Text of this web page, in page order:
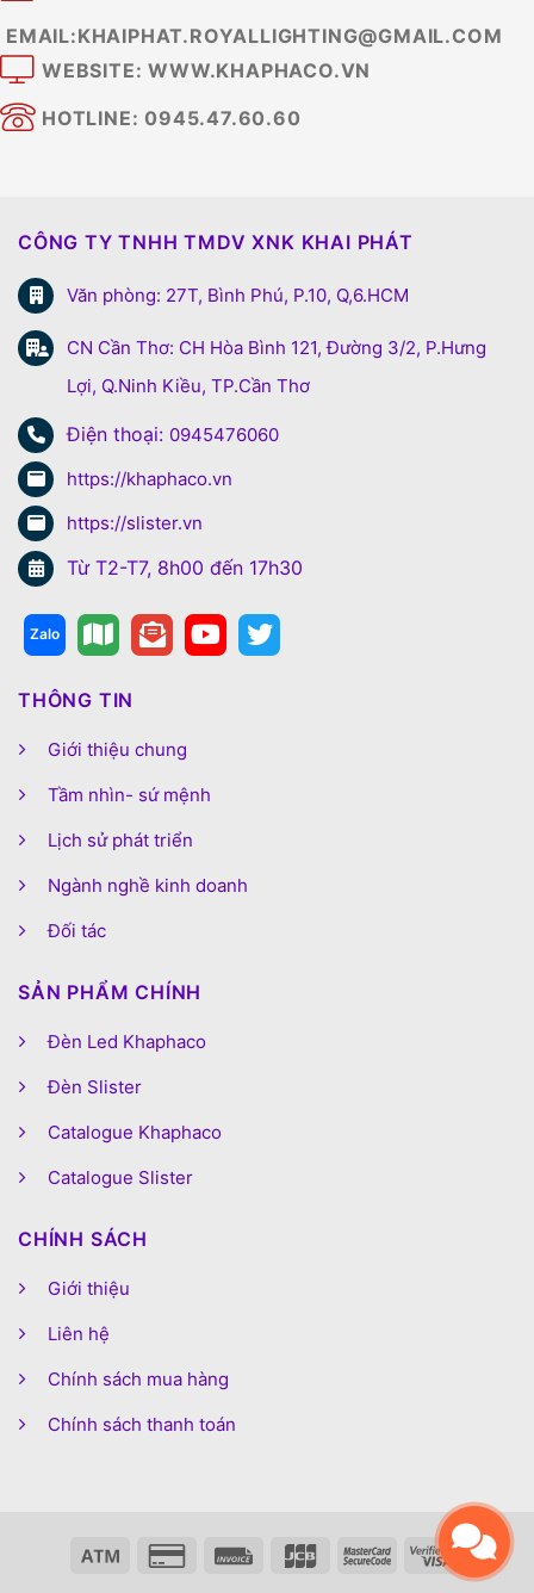
EMAIL:KHAIPHAT.ROYALLIGHTING@GMAIL.COM
WEBSITE: WWW.KHAPHACO.VN
HOTLINE: 0945.47.60.60
CÔNG TY TNHH TMDV XNK KHAI PHÁT
Văn phòng: 27T, Bình Phú, P.10, Q,6.HCM
CN Cần Thơ: CH Hòa Bình 121, Đường 3/2, P.Hưng
Lợi, Q.Ninh Kiều, TP.Cần Thơ
Điện thoại: 0945476060
https://khaphaco.vn
https://slister.vn
Từ T2-T7, 8h00 đến 17h30
THÔNG TIN
Giới thiệu chung
Tầm nhìn- sứ mệnh
Lịch sử phát triển
Ngành nghề kinh doanh
Đối tác
SẢN PHẨM CHÍNH
Đèn Led Khaphaco
Đèn Slister
Catalogue Khaphaco
Catalogue Slister
CHÍNH SÁCH
Giới thiệu
Liên hệ
Chính sách mua hàng
Chính sách thanh toán